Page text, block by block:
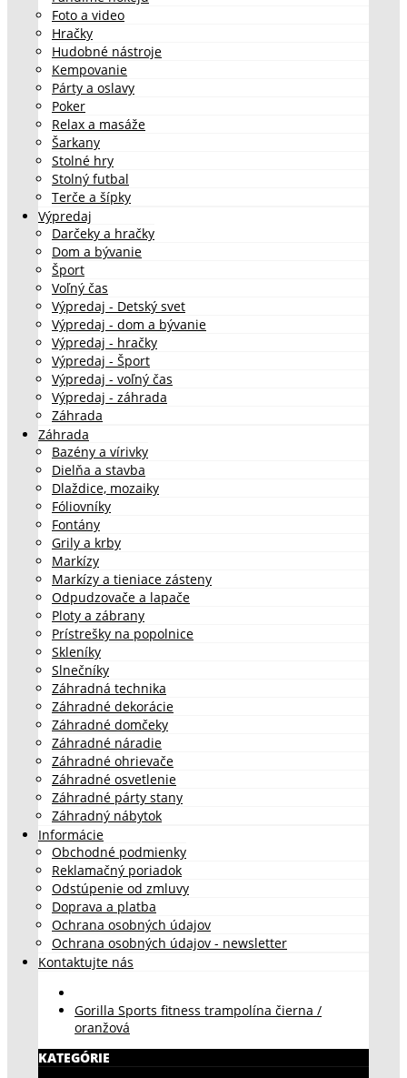
Foto a video
Hračky
Hudobné nástroje
Kempovanie
Párty a oslavy
Poker
Relax a masáže
Šarkany
Stolné hry
Stolný futbal
Terče a šípky
Výpredaj
Darčeky a hračky
Dom a bývanie
Šport
Voľný čas
Výpredaj - Detský svet
Výpredaj - dom a bývanie
Výpredaj - hračky
Výpredaj - Šport
Výpredaj - voľný čas
Výpredaj - záhrada
Záhrada
Záhrada
Bazény a vírivky
Dielňa a stavba
Dlaždice, mozaiky
Fóliovníky
Fontány
Grily a krby
Markízy
Markízy a tieniace zásteny
Odpudzovače a lapače
Ploty a zábrany
Prístrešky na popolnice
Skleníky
Slnečníky
Záhradná technika
Záhradné dekorácie
Záhradné domčeky
Záhradné náradie
Záhradné ohrievače
Záhradné osvetlenie
Záhradné párty stany
Záhradný nábytok
Informácie
Obchodné podmienky
Reklamačný poriadok
Odstúpenie od zmluvy
Doprava a platba
Ochrana osobných údajov
Ochrana osobných údajov - newsletter
Kontaktujte nás
Gorilla Sports fitness trampolína čierna /
oranžová
KATEGÓRIE